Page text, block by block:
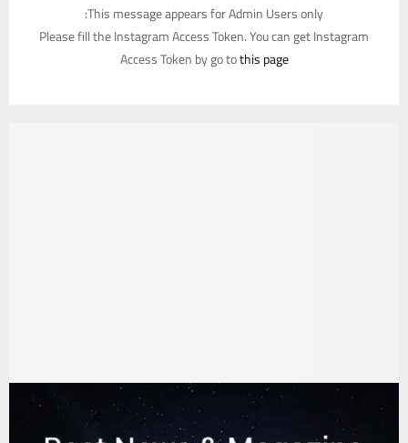
This message appears for Admin Users only:
Please fill the Instagram Access Token. You can get Instagram
Access Token by go tothis page